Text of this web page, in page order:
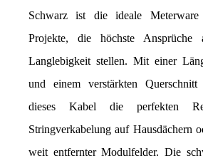
Schwarz ist die ideale
Projekte, die höchste
Langlebigkeit stellen. Mit einer
und einem verstärkten
dieses Kabel die perfekten
Stringverkabelung auf Hausdächern
weit entfernter Modulfelder. Die